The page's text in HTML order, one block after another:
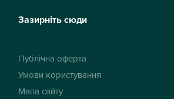
Зазирніть сюди
Публічна оферта
Умови користування
Мапа сайту